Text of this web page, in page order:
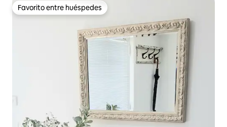
Favorito entre huéspedes
Favorito entre huéspedes